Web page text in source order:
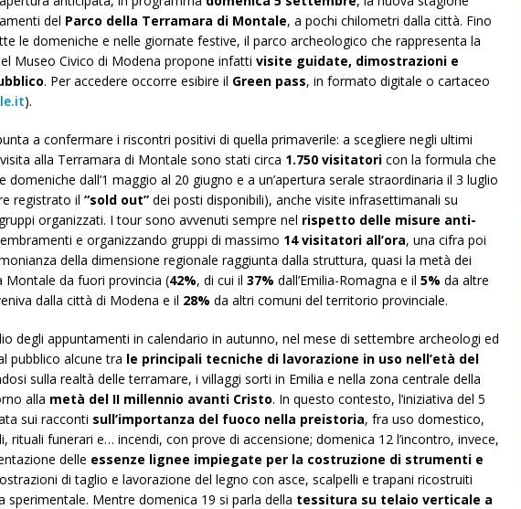
del Parco della Terramara di Montale, a pochi chilometri dalla città. Fino
le domeniche e nelle giornate festive, il parco archeologico che rappresenta la
Museo Civico di Modena propone infatti visite guidate, dimostrazioni e
. Per accedere occorre esibire il Green pass, in formato digitale o cartaceo
).
a confermare i riscontri positivi di quella primaverile: a scegliere negli ultimi
visita alla Terramara di Montale sono stati circa 1.750 visitatori con la formula che
domeniche dall’1 maggio al 20 giugno e a un’apertura serale straordinaria il 3 luglio
registrato il “sold out” dei posti disponibili), anche visite infrasettimanali su
organizzati. I tour sono avvenuti sempre nel rispetto delle misure anti-
e organizzando gruppi di massimo 14 visitatori all’ora, una cifra poi
della dimensione regionale raggiunta dalla struttura, quasi la metà dei
Montale da fuori provincia (42%, di cui il 37% dall’Emilia-Romagna e il 5% da altre
dalla città di Modena e il 28% da altri comuni del territorio provinciale.
degli appuntamenti in calendario in autunno, nel mese di settembre archeologi ed
pubblico alcune tra le principali tecniche di lavorazione in uso nell’età del
sulla realtà delle terramare, i villaggi sorti in Emilia e nella zona centrale della
alla metà del II millennio avanti Cristo. In questo contesto, l’iniziativa del 5
sui racconti sull’importanza del fuoco nella preistoria, fra uso domestico,
rituali funerari e… incendi, con prove di accensione; domenica 12 l’incontro, invece,
delle essenze lignee impiegate per la costruzione di strumenti e
di taglio e lavorazione del legno con asce, scalpelli e trapani ricostruiti
sperimentale. Mentre domenica 19 si parla della tessitura su telaio verticale a